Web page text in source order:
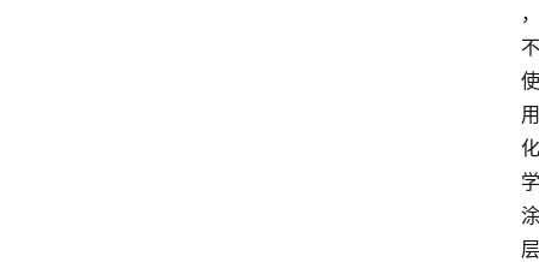
，
不
使
用
化
学
涂
层